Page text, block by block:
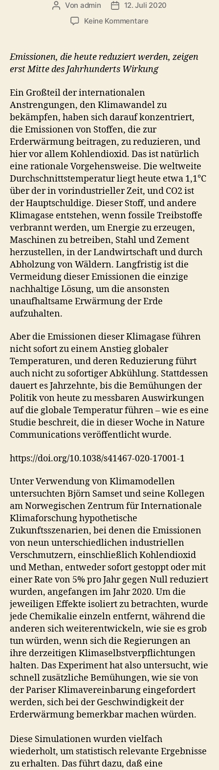
Beitragsautor
Von admin Beitragsdatum
12. Juli 2020
Keine Kommentarezu
Kühle
Emissionen, die heute reduziert werden, zeigen
erst Mitte des Jahrhunderts Wirkung
Ein Großteil der internationalen
Anstrengungen, den Klimawandel zu
bekämpfen, haben sich darauf konzentriert,
die Emissionen von Stoffen, die zur
Erderwärmung beitragen, zu reduzieren, und
hier vor allem Kohlendioxid. Das ist natürlich
eine rationale Vorgehensweise. Die weltweite
Durchschnittstemperatur liegt heute etwa 1,1°C
über der in vorindustrieller Zeit, und CO2 ist
der Hauptschuldige. Dieser Stoff, und andere
Klimagase entstehen, wenn fossile Treibstoffe
verbrannt werden, um Energie zu erzeugen,
Maschinen zu betreiben, Stahl und Zement
herzustellen, in der Landwirtschaft und durch
Abholzung von Wäldern. Langfristig ist die
Vermeidung dieser Emissionen die einzige
nachhaltige Lösung, um die ansonsten
unaufhaltsame Erwärmung der Erde
aufzuhalten.
Aber die Emissionen dieser Klimagase führen
nicht sofort zu einem Anstieg globaler
Temperaturen, und deren Reduzierung führt
auch nicht zu sofortiger Abkühlung. Stattdessen
dauert es Jahrzehnte, bis die Bemühungen der
Politik von heute zu messbaren Auswirkungen
auf die globale Temperatur führen – wie es eine
Studie beschreit, die in dieser Woche in Nature
Communications veröffentlicht wurde.
https://doi.org/10.1038/s41467-020-17001-1
Unter Verwendung von Klimamodellen
untersuchten Björn Samset und seine Kollegen
am Norwegischen Zentrum für Internationale
Klimaforschung hypothetische
Zukunftsszenarien, bei denen die Emissionen
von neun unterschiedlichen industriellen
Verschmutzern, einschließlich Kohlendioxid
und Methan, entweder sofort gestoppt oder mit
einer Rate von 5% pro Jahr gegen Null reduziert
wurden, angefangen im Jahr 2020. Um die
jeweiligen Effekte isoliert zu betrachten, wurde
jede Chemikalie einzeln entfernt, während die
anderen sich weiterentwickeln, wie sie es grob
tun würden, wenn sich die Regierungen an
ihre derzeitigen Klimaselbstverpflichtungen
halten. Das Experiment hat also untersucht, wie
schnell zusätzliche Bemühungen, wie sie von
der Pariser Klimavereinbarung eingefordert
werden, sich bei der Geschwindigkeit der
Erderwärmung bemerkbar machen würden.
Diese Simulationen wurden vielfach
wiederholt, um statistisch relevante Ergebnisse
zu erhalten. Das führt dazu, daß eine